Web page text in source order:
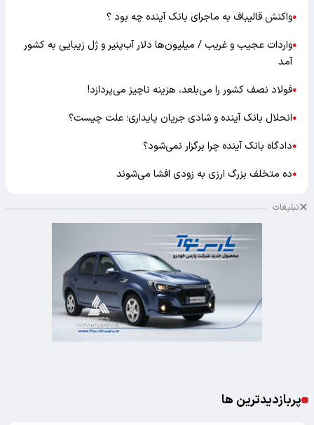
●واکنش قالیباف به ماجرای بانک آینده چه بود ؟
●واردات عجیب و غریب / میلیون‌ها دلار آب‌پنیر و ژل زیبایی به کشور
آمد
●فولاد نصف کشور را می‌بلعد، هزینه ناچیز می‌پردازد!
●انحلال بانک آینده و شادی جریان پایداری؛ علت چیست؟
●دادگاه بانک آینده چرا برگزار نمی‌شود؟
●ده متخلف بزرگ ارزی به زودی افشا می‌شوند
تبلیغات
پربازدیدترین ها